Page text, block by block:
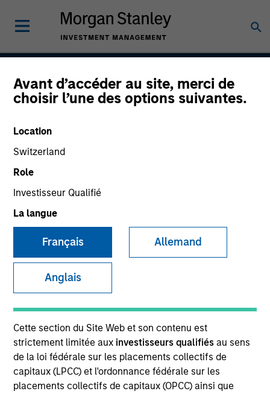
Avant d’accéder au site, merci de
choisir l’une des options suivantes.
Location
Switzerland
Role
Investisseur Qualifié
La langue
Français Allemand
Anglais
Cette section du Site Web et son contenu est
strictement limitée aux investisseurs qualifiésau sens
de la loi fédérale sur les placements collectifs de
capitaux (LPCC) et l'ordonnance fédérale sur les
placements collectifs de capitaux (OPCC) ainsi que
Atlanta Capital High
Quality Short Duration 0-
2 Year
Strategy Inception
July 1999
Asset Class
Securitized
Quick Facts
Benchmark
ICE BofA 1-Year Treasury Note